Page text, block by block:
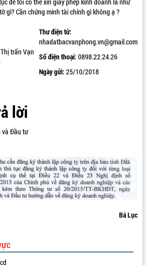
gì? Cần chứng minh tài chính gì không ạ ?
Thư điện tử:
nhadatbacvanphong.vn@gmail.com
trấn Vạn
Số điện thoại: 0898.22.24.26
Ngày gửi: 25/10/2018
lời
và Đầu tư
Bá Lục